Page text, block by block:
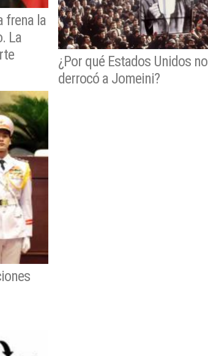
frena la
La
¿Por qué Estados Unidos no
derrocó a Jomeini?